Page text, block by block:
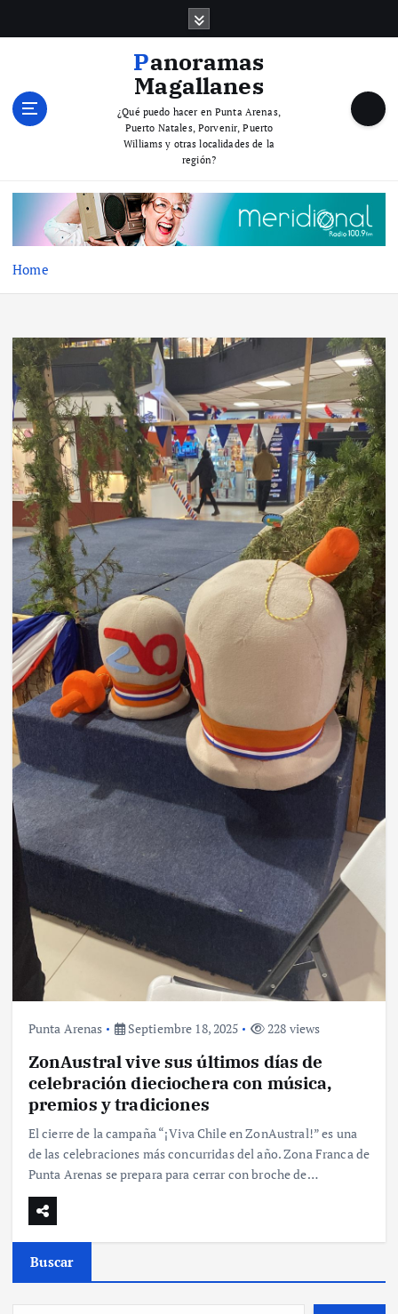
Panoramas
Magallanes
¿Qué puedo hacer en Punta Arenas,
Puerto Natales, Porvenir, Puerto
Williams y otras localidades de la
región?
Home
Punta Arenas Septiembre 18, 2025 228 views
ZonAustral vive sus últimos días de
celebración dieciochera con música,
premios y tradiciones
El cierre de la campaña “¡Viva Chile en ZonAustral!” es una
de las celebraciones más concurridas del año. Zona Franca de
Punta Arenas se prepara para cerrar con broche de…
Buscar